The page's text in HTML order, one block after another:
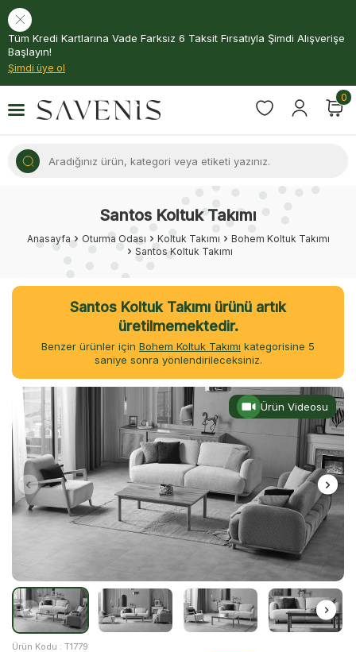
Tüm Kredi Kartlarına Vade Farksız 6 Taksit Fırsatıyla Şimdi Alışverişe
Başlayın!
Şimdi üye ol
0
Santos Koltuk Takımı
Anasayfa Oturma Odası Koltuk Takımı
Bohem Koltuk Takımı
Santos Koltuk Takımı
Santos Koltuk Takımı ürünü artık
üretilmemektedir.
Benzer ürünler için Bohem Koltuk Takımı kategorisine 4
saniye sonra yönlendirileceksiniz.
Ürün Videosu
Ürün Kodu : T1779